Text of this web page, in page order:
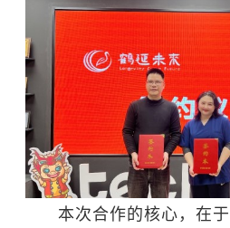
本次合作的核心，在